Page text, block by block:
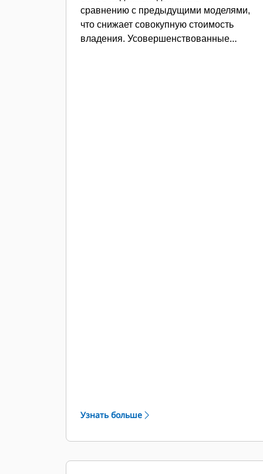
сравнению с предыдущими моделями,
что снижает совокупную стоимость
владения. Усовершенствованные
Узнать больше